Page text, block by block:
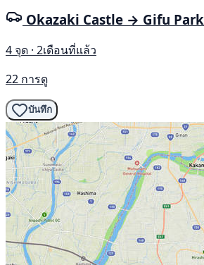
Okazaki Castle → Gifu Park
4 จุด · 2เดือนที่แล้ว
22 การดู
บันทึก